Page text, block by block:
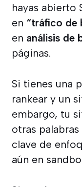
hayas abierto
en “tráfico de
en análisis de
páginas.
Si tienes una
rankear y un
embargo, tu
otras
clave de
aún en